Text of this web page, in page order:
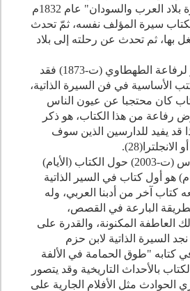
بلاد العرب والسودان" عام 1832م
سيرة المؤلف نفسه، ثمّ تحدث
بها، ثم تحدث عن رحلته إلى بلاد
لرفاعة الطهطاوي (ت-1873) فقد
الأساسية في فن السيرة الذاتية،
كان محتجبا عن عيون الناس
رفاعة من هذا الكتاب، هو ذكر
قد يفيد للدارسين الذين سوف
الانجلترا(28
).
(ت-2003) حول الكتاب (الأيام)
م) هو أول كتاب في السير الذاتية
كتاب آخر من أدبنا العربي، وله
البارعة في القصص،
العاطفة المكنونة، والقدرة على
السيرة الذاتية لابن حزم
كتابه "طوق الحمامة في الألفة
بالأحداث التاريخية وقد يتصور
الحوادث مثل الأفلام الجارية على